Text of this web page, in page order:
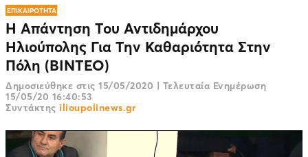
ΕΠΙΚΑΙΡΟΤΗΤΑ
Η Απάντηση Του Αντιδημάρχου
Ηλιούπολης Για Την Καθαριότητα Στην
Πόλη (ΒΙΝΤΕΟ)
Δημοσιεύθηκε στις 15/05/2020 | Τελευταία Ενημέρωση
15/05/20 16:40:53
Συντάκτης ilioupolinews.gr